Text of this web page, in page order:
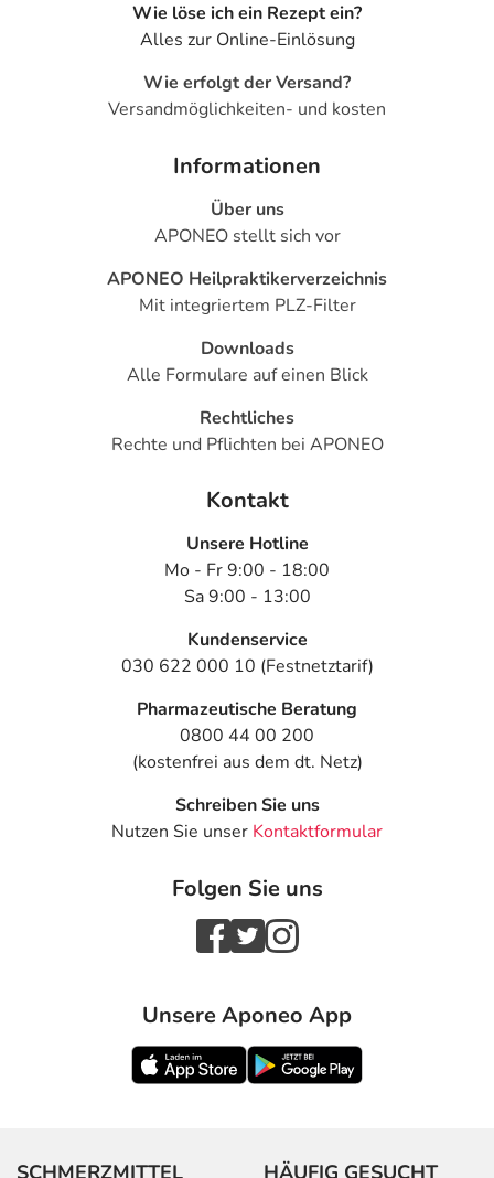
Wie löse ich ein Rezept ein?
Alles zur Online-Einlösung
Wie erfolgt der Versand?
Versandmöglichkeiten- und kosten
Informationen
Über uns
APONEO stellt sich vor
APONEO Heilpraktikerverzeichnis
Mit integriertem PLZ-Filter
Downloads
Alle Formulare auf einen Blick
Rechtliches
Rechte und Pflichten bei APONEO
Kontakt
Unsere Hotline
Mo - Fr 9:00 - 18:00
Sa 9:00 - 13:00
Kundenservice
030 622 000 10 (Festnetztarif)
Pharmazeutische Beratung
0800 44 00 200
(kostenfrei aus dem dt. Netz)
Schreiben Sie uns
Nutzen Sie unser Kontaktformular
Folgen Sie uns
Unsere Aponeo App
SCHMERZMITTEL HÄUFIG GESUCHT